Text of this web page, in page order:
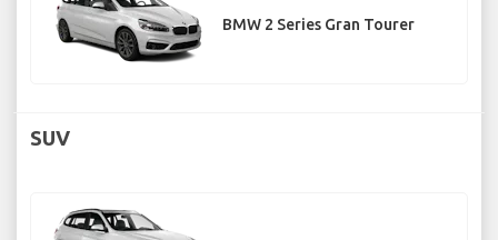
BMW 2 Series Gran Tourer
SUV